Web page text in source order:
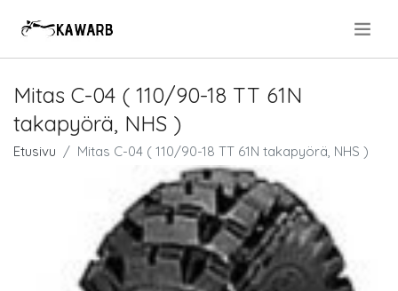
Mitas C-04 ( 110/90-18 TT 61N
takapyörä, NHS )
Etusivu Mitas C-04 ( 110/90-18 TT 61N takapyörä, NHS )